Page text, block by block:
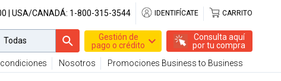
| USA/CANADÁ: 1-800-315-3544 IDENTIFÍCATE CARRITO
Gestión de
pago o crédito
Consulta aquí
por tu compra
Nosotros Promociones Business to Business